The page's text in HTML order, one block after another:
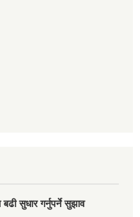
सुधार गर्नुपर्ने सुझाव